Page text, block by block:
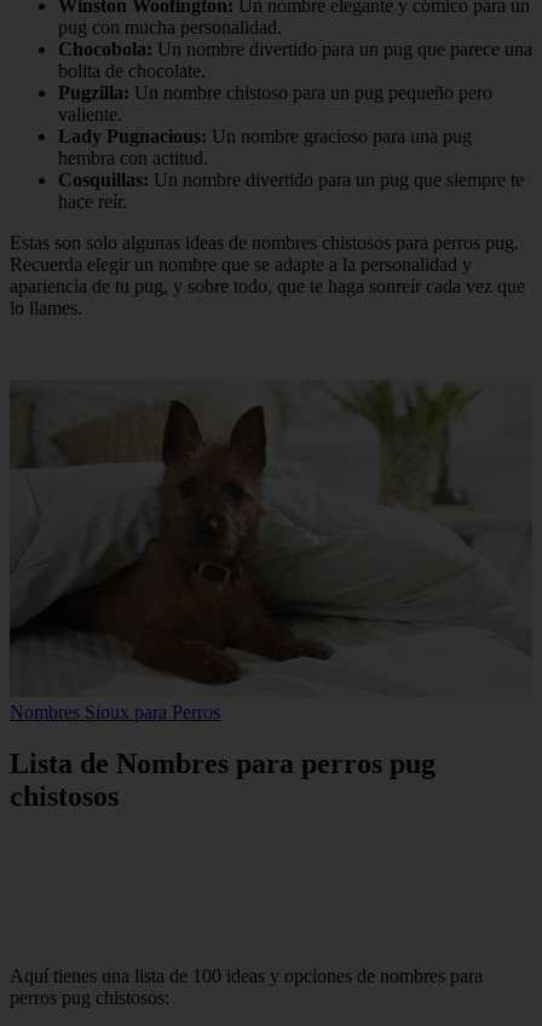
Winston Woofington: Un nombre elegante y cómico para un
pug con mucha personalidad.
Chocobola: Un nombre divertido para un pug que parece una
bolita de chocolate.
Pugzilla: Un nombre chistoso para un pug pequeño pero
valiente.
Lady Pugnacious: Un nombre gracioso para una pug
hembra con actitud.
Cosquillas: Un nombre divertido para un pug que siempre te
hace reír.
Estas son solo algunas ideas de nombres chistosos para perros pug.
Recuerda elegir un nombre que se adapte a la personalidad y
apariencia de tu pug, y sobre todo, que te haga sonreír cada vez que
lo llames.
Nombres Sioux para Perros
Lista de Nombres para perros pug
chistosos
Aquí tienes una lista de 100 ideas y opciones de nombres para
perros pug chistosos: